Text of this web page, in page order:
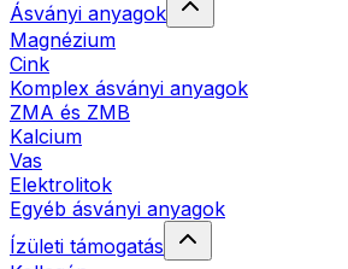
Ásványi anyagok
Magnézium
Cink
Komplex ásványi anyagok
ZMA és ZMB
Kalcium
Vas
Elektrolitok
Egyéb ásványi anyagok
Ízületi támogatás